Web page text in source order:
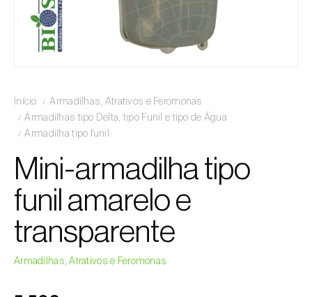
Início
Armadilhas, Atrativos e Feromonas
Armadilhas tipo Delta, tipo Funil e tipo de Água
Armadilha tipo funil
Mini-armadilha tipo
funil amarelo e
transparente
Armadilhas, Atrativos e Feromonas